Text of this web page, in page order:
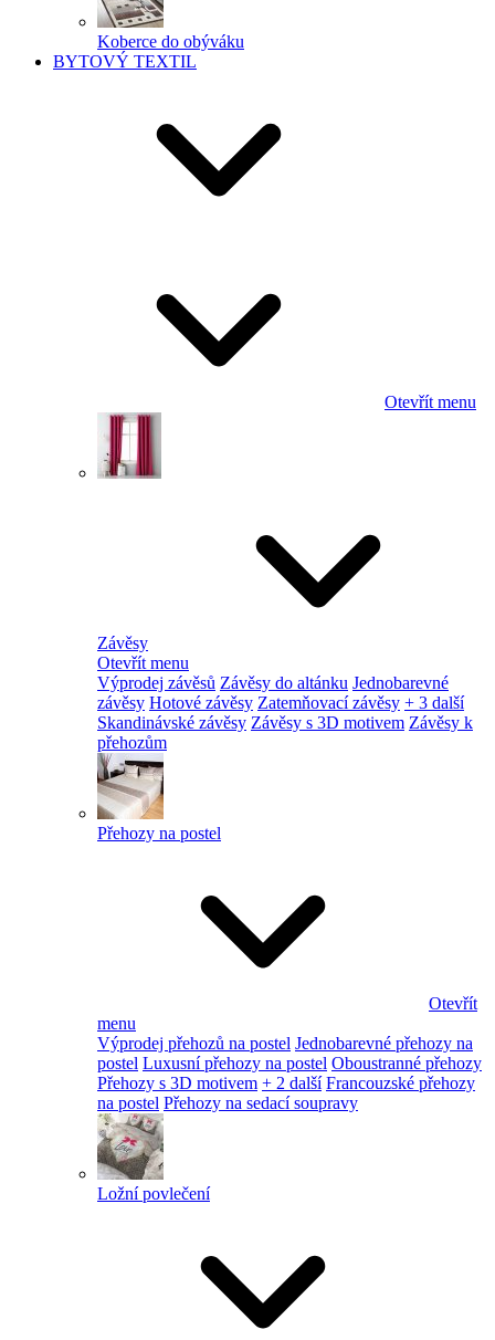
Koberce do obýváku
BYTOVÝ TEXTIL
Otevřít menu
Závěsy
Otevřít menu
Výprodej závěsů Závěsy do altánku Jednobarevné
závěsy Hotové závěsy Zatemňovací závěsy + 3 další
Skandinávské závěsy Závěsy s 3D motivem Závěsy k
přehozům
Přehozy na postel
Otevřít
menu
Výprodej přehozů na postel Jednobarevné přehozy na
postel Luxusní přehozy na postel Oboustranné přehozy
Přehozy s 3D motivem + 2 další Francouzské přehozy
na postel Přehozy na sedací soupravy
Ložní povlečení